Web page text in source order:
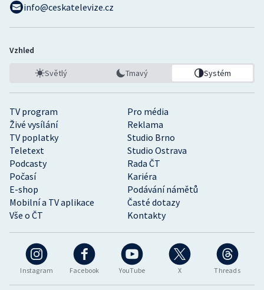
Instagram Facebook YouTube X Threads
TV program
Pro média
Živé vysílání
Reklama
TV poplatky
Studio Brno
Teletext
Studio Ostrava
Podcasty
Rada ČT
Počasí
Kariéra
E-shop
Podávání námětů
Mobilní a TV aplikace
Časté dotazy
Vše o ČT
Kontakty
info@ceskatelevize.cz
Vzhled
Světlý Tmavý Systém